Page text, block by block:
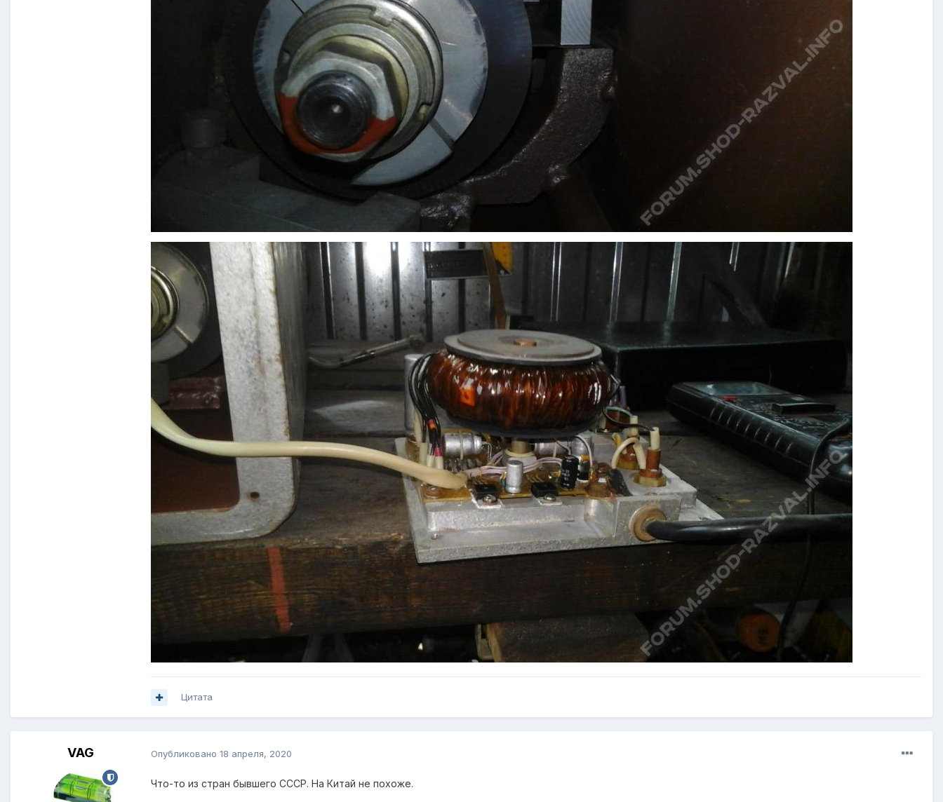
Цитата
VAG Опубликовано 18 апреля, 2020
Что-то из стран бывшего СССР. На Китай не похоже.